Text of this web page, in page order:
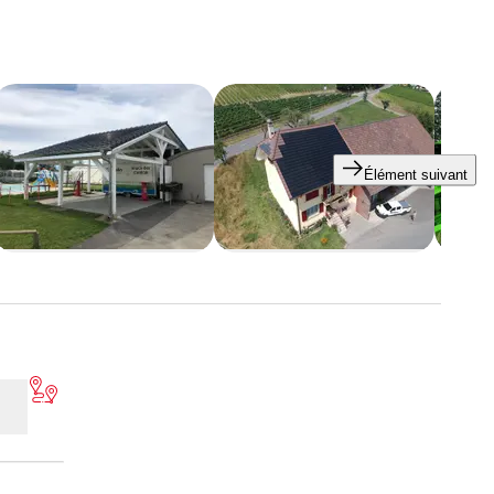
de chantier jusqu'à 5 to etc.)
Genève, Jura, Neuchâtel et Valais.
Élément suivant